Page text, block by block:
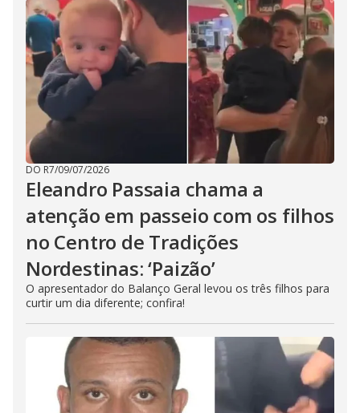
DO R7/09/07/2026
Eleandro Passaia chama a
atenção em passeio com os filhos
no Centro de Tradições
Nordestinas: ‘Paizão’
O apresentador do Balanço Geral levou os três filhos para
curtir um dia diferente; confira!